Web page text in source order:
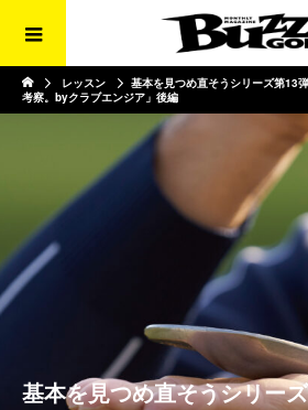
レッスン
基本を見つめ直そうシリーズ第13
考察。byクラブエンジア」後編
基本を見つめ直そうシリー